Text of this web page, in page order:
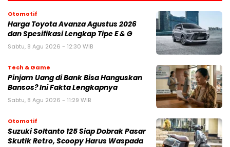
Otomotif
Harga Toyota Avanza Agustus 2026
dan Spesifikasi Lengkap Tipe E & G
Sabtu, 8 Agu 2026 - 12:30 WIB
Tech & Game
Pinjam Uang di Bank Bisa Hanguskan
Bansos? Ini Fakta Lengkapnya
Sabtu, 8 Agu 2026 - 11:29 WIB
Otomotif
Suzuki Soltanto 125 Siap Dobrak Pasar
Skutik Retro, Scoopy Harus Waspada